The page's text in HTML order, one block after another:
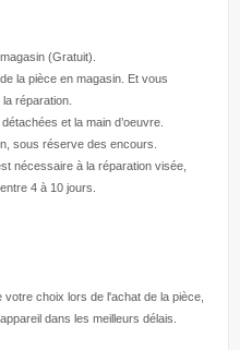
(Gratuit).
la pièce en magasin. Et vous
réparation.
et la main d’oeuvre
sous réserve des encours.
nécessaire à la réparation visée,
4 à 10 jours.
choix lors de l'achat de la pièce,
dans les meilleurs délais.